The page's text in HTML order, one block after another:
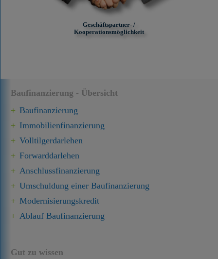
Baufinanzierung - Übersicht
Baufinanzierung
Immobilien­finanzierung
Volltilgerdarlehen
Forward­darlehen
Anschluss­finanzierung
Umschuldung einer Baufinanzierung
Modernisierungskredit
Ablauf Baufinanzierung
Gut zu wissen
Geschäftspartner- /
Kooperationsmöglichkeit